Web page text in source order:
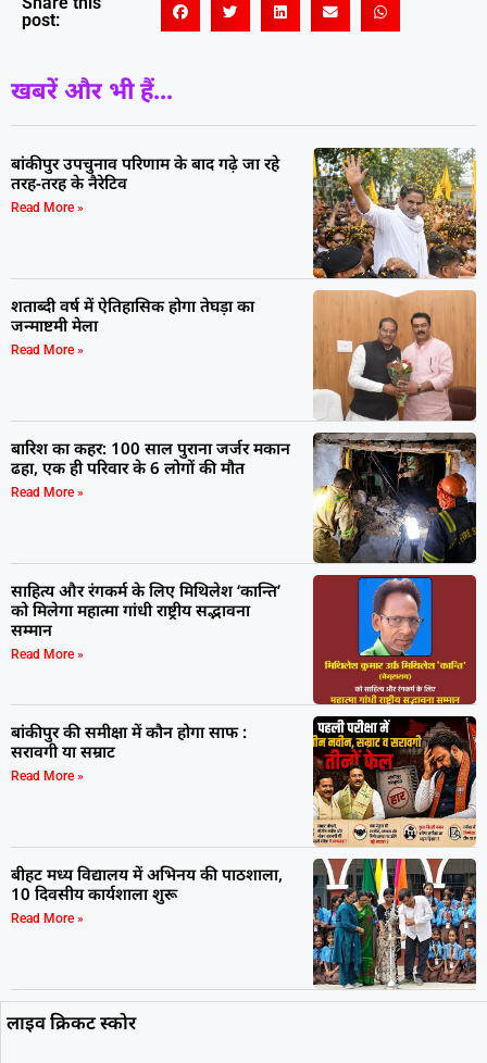
post:
खबरें और भी हैं...
बांकीपुर उपचुनाव परिणाम के बाद गढ़े जा रहे
तरह-तरह के नैरेटिव
Read More »
शताब्दी वर्ष में ऐतिहासिक होगा तेघड़ा का
जन्माष्टमी मेला
Read More »
बारिश का कहर: 100 साल पुराना जर्जर मकान
ढहा, एक ही परिवार के 6 लोगों की मौत
Read More »
साहित्य और रंगकर्म के लिए मिथिलेश ‘कान्ति’
को मिलेगा महात्मा गांधी राष्ट्रीय सद्भावना
सम्मान
Read More »
बांकीपुर की समीक्षा में कौन होगा साफ :
सरावगी या सम्राट
Read More »
बीहट मध्य विद्यालय में अभिनय की पाठशाला,
10 दिवसीय कार्यशाला शुरू
Read More »
लाइव क्रिकट स्कोर